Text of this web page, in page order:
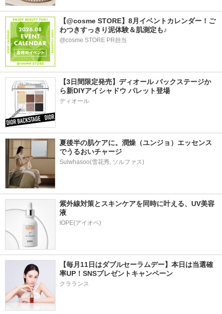
【@cosme STORE】8月イベントカレンダー！ご
わつきすっきり泥体験＆肌測定も♪
@cosme STORE PR担当
【3日間限定発売】ディオール バックステージか
ら新DIYアイシャドウ パレット登場
ディオール
夏後半の肌ケアに。潤燥（ユンジョ）エッセンス
でうるおいチャージ
Sulwhasoo(雪花秀, ソルファス)
紫外線対策とスキンケアを同時に叶える、UV美容
液
【毎月11日はダブルセーラムデー】本日は当選確
率UP！SNSプレゼントキャンペーン
クラランス